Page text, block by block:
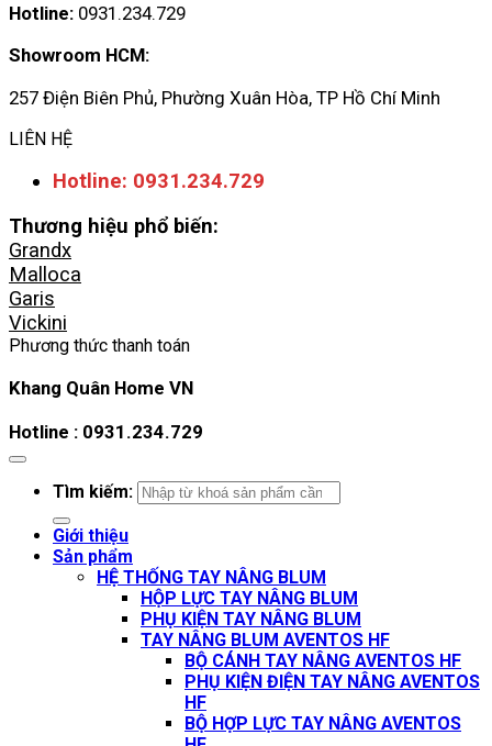
Hotline: 0931.234.729
Showroom HCM:
257 Điện Biên Phủ, Phường Xuân Hòa, TP Hồ Chí Minh
LIÊN HỆ
Hotline: 0931.234.729
Thương hiệu phổ biến:
Grandx
Malloca
Garis
Vickini
Phương thức thanh toán
Khang Quân Home VN
Hotline : 0931.234.729
Tìm kiếm:
Giới thiệu
Sản phẩm
HỆ THỐNG TAY NÂNG BLUM
HỘP LỰC TAY NÂNG BLUM
PHỤ KIỆN TAY NÂNG BLUM
TAY NÂNG BLUM AVENTOS HF
BỘ CÁNH TAY NÂNG AVENTOS HF
PHỤ KIỆN ĐIỆN TAY NÂNG AVENTOS
HF
BỘ HỢP LỰC TAY NÂNG AVENTOS